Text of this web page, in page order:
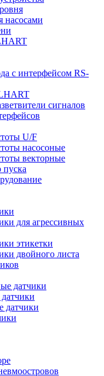
насосами
с интерфейсом RS-
сигналов
U/F
насосоные
векторные
пуска
для агрессивных
этикетки
двойного листа
датчики
датчики